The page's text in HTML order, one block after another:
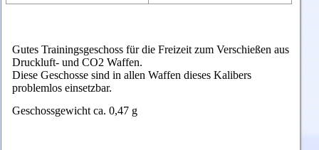
Gutes Trainingsgeschoss für die Freizeit zum Verschießen aus
Druckluft- und CO2 Waffen.
Diese Geschosse sind in allen Waffen dieses Kalibers
problemlos einsetzbar.
Geschossgewicht ca. 0,47 g